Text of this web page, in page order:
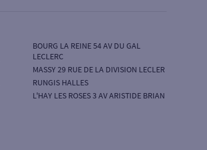
BOURG LA REINE 54 AV DU GAL
LECLERC
MASSY 29 RUE DE LA DIVISION LECLER
RUNGIS HALLES
L'HAY LES ROSES 3 AV ARISTIDE BRIAN